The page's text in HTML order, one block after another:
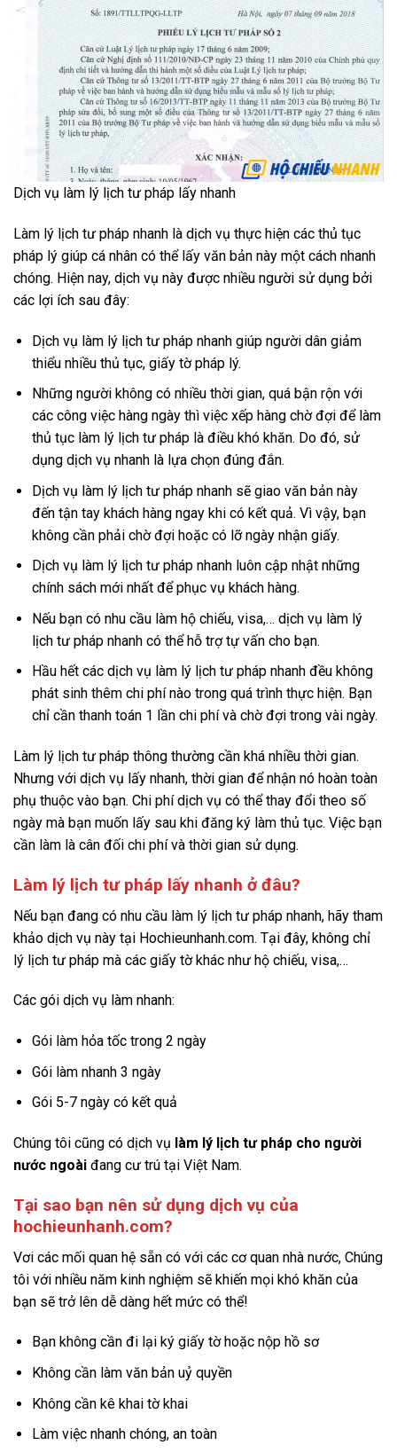
Dịch vụ làm lý lịch tư pháp lấy nhanh
Làm lý lịch tư pháp nhanh là dịch vụ thực hiện các thủ tục
pháp lý giúp cá nhân có thể lấy văn bản này một cách nhanh
chóng. Hiện nay, dịch vụ này được nhiều người sử dụng bởi
các lợi ích sau đây:
Dịch vụ làm lý lịch tư pháp nhanh giúp người dân giảm
thiểu nhiều thủ tục, giấy tờ pháp lý.
Những người không có nhiều thời gian, quá bận rộn với
các công việc hàng ngày thì việc xếp hàng chờ đợi để làm
thủ tục làm lý lịch tư pháp là điều khó khăn. Do đó, sử
dụng dịch vụ nhanh là lựa chọn đúng đắn.
Dịch vụ làm lý lịch tư pháp nhanh sẽ giao văn bản này
đến tận tay khách hàng ngay khi có kết quả. Vì vậy, bạn
không cần phải chờ đợi hoặc có lỡ ngày nhận giấy.
Dịch vụ làm lý lịch tư pháp nhanh luôn cập nhật những
chính sách mới nhất để phục vụ khách hàng.
Nếu bạn có nhu cầu làm hộ chiếu, visa,… dịch vụ làm lý
lịch tư pháp nhanh có thể hỗ trợ tự vấn cho bạn.
Hầu hết các dịch vụ làm lý lịch tư pháp nhanh đều không
phát sinh thêm chi phí nào trong quá trình thực hiện. Bạn
chỉ cần thanh toán 1 lần chi phí và chờ đợi trong vài ngày.
Làm lý lịch tư pháp thông thường cần khá nhiều thời gian.
Nhưng với dịch vụ lấy nhanh, thời gian để nhận nó hoàn toàn
phụ thuộc vào bạn. Chi phí dịch vụ có thể thay đổi theo số
ngày mà bạn muốn lấy sau khi đăng ký làm thủ tục. Việc bạn
cần làm là cân đối chi phí và thời gian sử dụng.
Làm lý lịch tư pháp lấy nhanh ở đâu?
Nếu bạn đang có nhu cầu làm lý lịch tư pháp nhanh, hãy tham
khảo dịch vụ này tại Hochieunhanh.com. Tại đây, không chỉ
lý lịch tư pháp mà các giấy tờ khác như hộ chiếu, visa,…
Các gói dịch vụ làm nhanh:
Gói làm hỏa tốc trong 2 ngày
Gói làm nhanh 3 ngày
Gói 5-7 ngày có kết quả
Chúng tôi cũng có dịch vụ làm lý lịch tư pháp cho người
nước ngoài đang cư trú tại Việt Nam.
Tại sao bạn nên sử dụng dịch vụ của
hochieunhanh.com?
Vơi các mối quan hệ sẵn có với các cơ quan nhà nước, Chúng
tôi với nhiều năm kinh nghiệm sẽ khiến mọi khó khăn của
bạn sẽ trở lên dễ dàng hết mức có thể!
Bạn không cần đi lại ký giấy tờ hoặc nộp hồ sơ
Không cần làm văn bản uỷ quyền
Không cần kê khai tờ khai
Làm việc nhanh chóng, an toàn